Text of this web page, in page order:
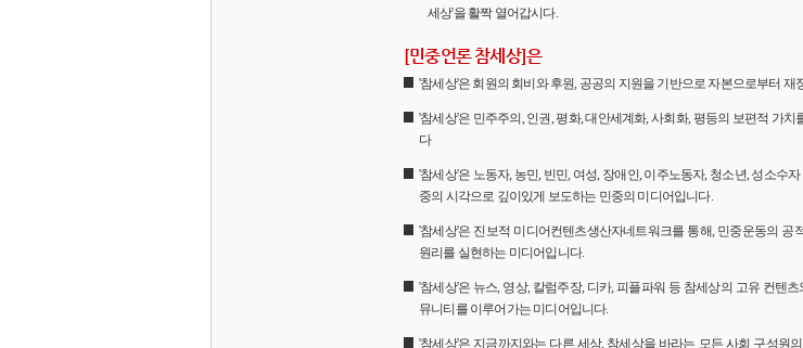
세상'을 활짝 열어갑시다.
[민중언론 참세상]은
'참세상'은 회원의 회비와 후원, 공공의 지원을 기반으로 자본으로부터 재
'참세상'은 민주주의, 인권, 평화, 대안세계화, 사회화, 평등의 보편적 가
다
'참세상'은 노동자, 농민, 빈민, 여성, 장애인, 이주노동자, 청소년, 성소수
중의 시각으로 깊이있게 보도하는 민중의 미디어입니다.
'참세상'은 진보적 미디어컨텐츠생산자네트워크를 통해, 민중운동의
원리를 실현하는 미디어입니다.
'참세상'은 뉴스, 영상, 칼럼주장, 디카, 피플파워 등 참세상의 고유 컨텐
뮤니티를 이루어가는 미디어입니다.
'참세상'은 지금까지와는 다른 세상, 참세상을 바라는 모든 사회 구성원